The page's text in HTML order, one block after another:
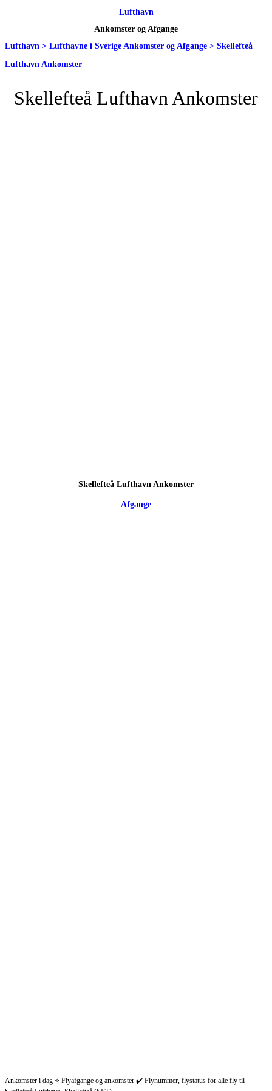
Lufthavn
Ankomster og Afgange
Lufthavn > Lufthavne i Sverige Ankomster og Afgange > Skellefteå
Lufthavn Ankomster
Skellefteå Lufthavn Ankomster
Skellefteå Lufthavn Ankomster
Afgange
Ankomster i dag ⭐ Flyafgange og ankomster ✔️ Flynummer, flystatus for alle fly til